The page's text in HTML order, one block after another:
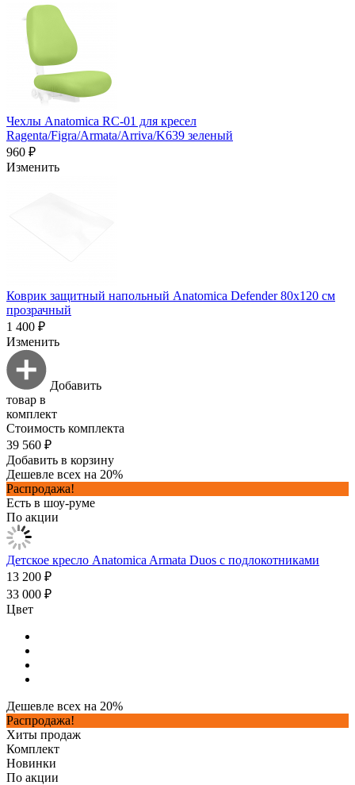
Чехлы Anatomica RC-01 для кресел
Ragenta/Figra/Armata/Arriva/K639 зеленый
960 ₽
Изменить
Коврик защитный напольный Anatomica Defender 80х120 см
прозрачный
1 400 ₽
Изменить
Добавить
товар в
комплект
Стоимость комплекта
39 560 ₽
Добавить в корзину
Дешевле всех на 20%
Распродажа!
Есть в шоу-руме
По акции
Детское кресло Anatomica Armata Duos с подлокотниками
13 200 ₽
33 000 ₽
Цвет
Дешевле всех на 20%
Распродажа!
Хиты продаж
Комплект
Новинки
По акции